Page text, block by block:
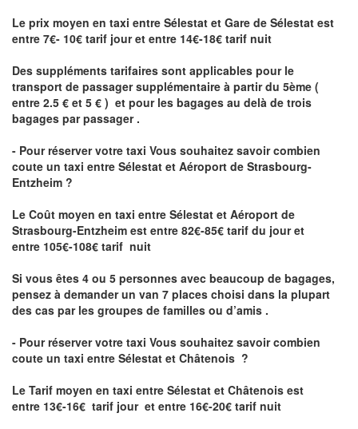
Le prix moyen en taxi entre Sélestat et Gare de Sélestat est
entre 7€- 10€ tarif jour et entre 14€-18€ tarif nuit
Des suppléments tarifaires sont applicables pour le
transport de passager supplémentaire à partir du 5ème (
entre 2.5 € et 5 € ) et pour les bagages au delà de trois
bagages par passager .
- Pour réserver votre taxi Vous souhaitez savoircombien
coute un taxi entre Sélestat et Aéroport de Strasbourg-
Entzheim ?
Le Coût moyen en taxi entre Sélestat et Aéroport de
Strasbourg-Entzheim est entre 82€-85€ tarif du jour et
entre 105€-108€ tarif nuit
Si vous êtes 4 ou 5 personnes avec beaucoup de bagages,
pensez à demander un van 7 places choisi dans la plupart
des cas par les groupes de familles ou d’amis .
- Pour réserver votre taxi Vous souhaitez savoircombien
coute un taxi entre Sélestat et Châtenois ?
Le Tarif moyen en taxi entre Sélestat et Châtenois est
entre 13€-16€ tarif jour et entre 16€-20€ tarif nuit